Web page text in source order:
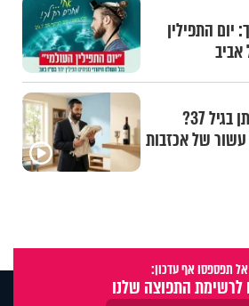
יום התפילין
אביב
מה הסיכוי להתחתן בגיל 37?
של אכזבות
אל תפספסו אף עדכון:
התפוצה שלנו